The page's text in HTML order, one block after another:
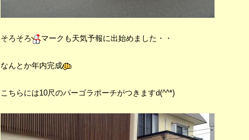
そろそろ マークも天気予報に出始めました・・
なんとか年内完成
こちらには10尺のパーゴラポーチがつきますd(^^*)